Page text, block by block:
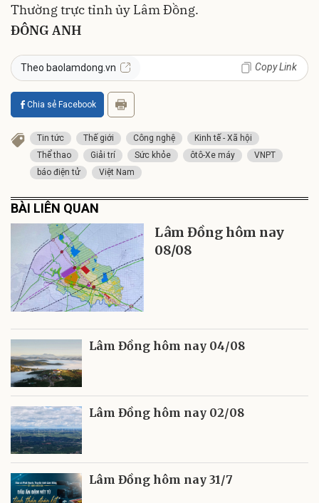
Thường trực tỉnh ủy Lâm Đồng.
ĐÔNG ANH
Theo baolamdong.vn Copy Link
Chia sẻ Facebook
Tin tức Thế giới Công nghệ
Kinh tế - Xã hội
Thể thao
Giải trí Sức khỏe ôtô-Xe máy
VNPT
báo điện tử
Việt Nam
BÀI LIÊN QUAN
Lâm Đồng hôm nay
08/08
Lâm Đồng hôm nay 04/08
Lâm Đồng hôm nay 02/08
Lâm Đồng hôm nay 31/7